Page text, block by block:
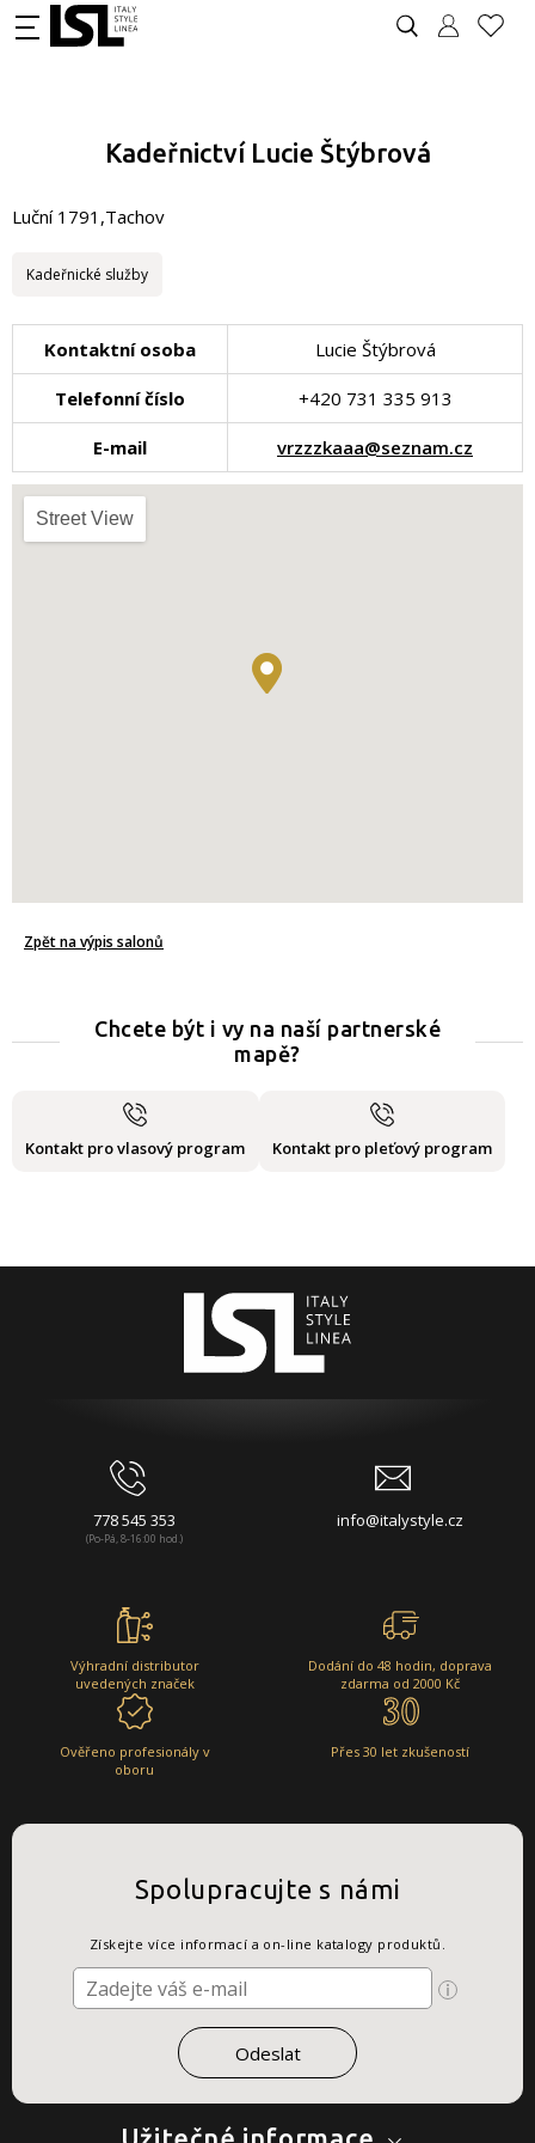
Kadeřnictví Lucie Štýbrová
Luční 1791,Tachov
Kadeřnické služby
Kontaktní osoba Lucie Štýbrová
Telefonní číslo +420 731 335 913
E-mail vrzzzkaaa@seznam.cz
Street View
Zpět na výpis salonů
Chcete být i vy na naší partnerské
mapě?
Kontakt pro vlasový program Kontakt pro pleťový program
778 545 353
(Po-Pá, 8-16:00 hod.)
info@italystyle.cz
Výhradní distributor
uvedených značek
Dodání do 48 hodin, doprava
zdarma od 2000 Kč
Ověřeno profesionály v
oboru
Přes 30 let zkušeností
Spolupracujte s námi
Získejte více informací a on-line katalogy produktů.